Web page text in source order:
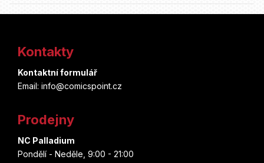
Kontakty
Kontaktní formulář
Email: info@comicspoint.cz
Prodejny
NC Palladium
Pondělí - Neděle, 9:00 - 21:00